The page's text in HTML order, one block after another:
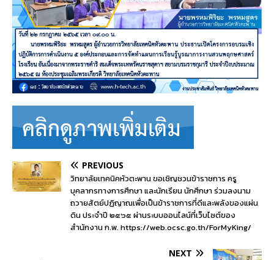
PREVIOUS
วิทยาลัยเทคนิคหัวตะพาน ขอเชิญชวนข้าราชการ ครู
บุคลากรทางการศึกษา และนักเรียน นักศึกษา ร่วมลงนาม
ถวายสัตย์ปฏิญาณเพื่อเป็นข้าราชการที่ดีและพลังของแผ่น
ดิน ประจำปี ๒๕๖๕ ผ่านระบบออนไลน์ที่เว็บไซต์ของ
สำนักงาน ก.พ. https://web.ocsc.go.th/ForMyKing/
NEXT